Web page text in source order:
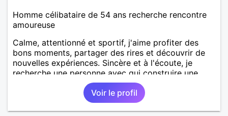
Homme célibataire de 54 ans recherche rencontre
amoureuse
Calme, attentionné et sportif, j'aime profiter des
bons moments, partager des rires et découvrir de
nouvelles expériences. Sincère et à l'écoute, je
recherche une personne avec qui construire une
belle complicité et une relation authentique.
Voir le profil